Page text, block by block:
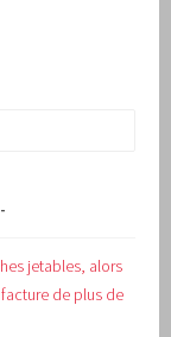
jetables, alors
de plus de